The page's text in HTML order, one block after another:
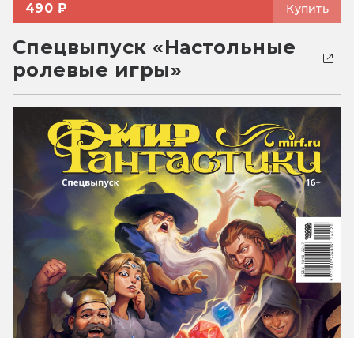
490 ₽ Купить
Спецвыпуск «Настольные
ролевые игры»